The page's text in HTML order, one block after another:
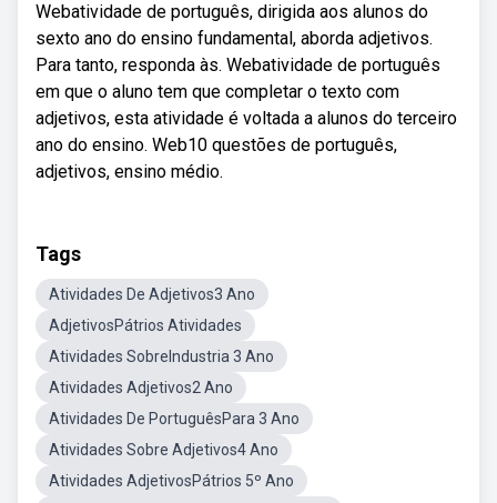
Webatividade de português, dirigida aos alunos do
sexto ano do ensino fundamental, aborda adjetivos.
Para tanto, responda às. Webatividade de português
em que o aluno tem que completar o texto com
adjetivos, esta atividade é voltada a alunos do terceiro
ano do ensino. Web10 questões de português,
adjetivos, ensino médio.
Tags
Atividades De Adjetivos3 Ano
AdjetivosPátrios Atividades
Atividades SobreIndustria 3 Ano
Atividades Adjetivos2 Ano
Atividades De PortuguêsPara 3 Ano
Atividades Sobre Adjetivos4 Ano
Atividades AdjetivosPátrios 5º Ano